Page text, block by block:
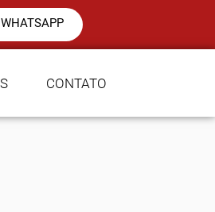
WHATSAPP
CONTATO